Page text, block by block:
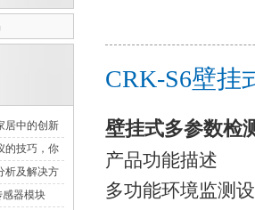
居中的创新
的技巧，你
析及解决方
感器模块
CRK-S6壁挂
壁挂式多参数检
产品功能描述
多功能环境监测